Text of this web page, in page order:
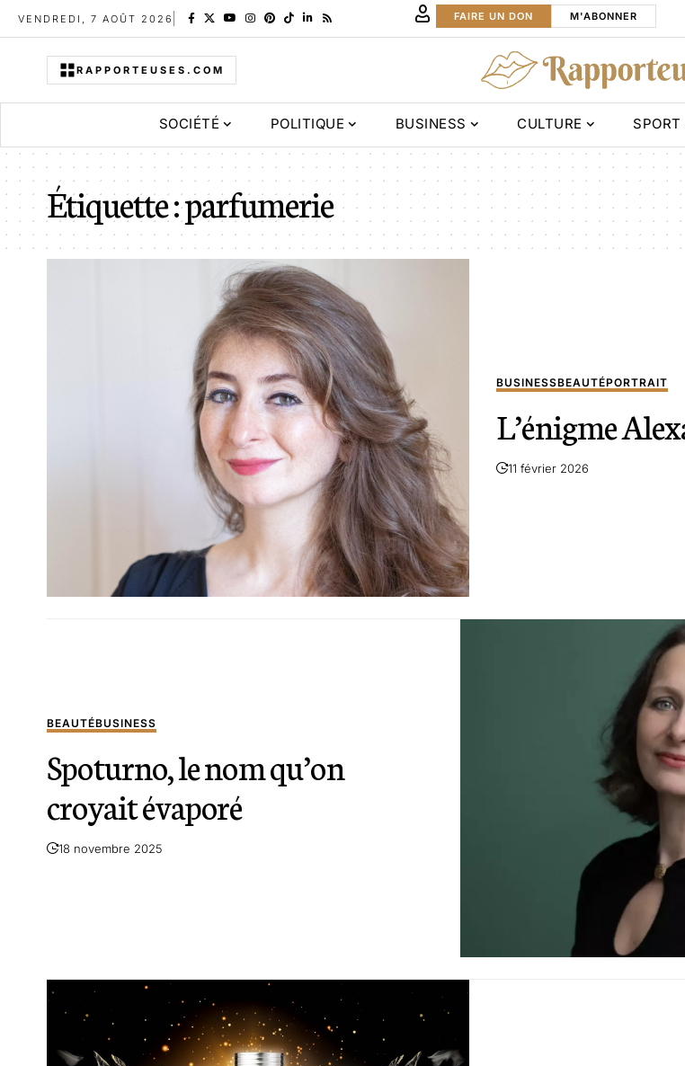
VENDREDI, 7 AOÛT 2026 FAIRE UN DON M'ABONNER
RAPPORTEUSES.COM
SOCIÉTÉ POLITIQUE BUSINESS CULTURE SPORT
Étiquette :parfumerie
BUSINESSBEAUTÉPORTRAIT
L’énigme
11 février 2026
BEAUTÉBUSINESS
Spoturno, le nom qu’on
croyait évaporé
18 novembre 2025